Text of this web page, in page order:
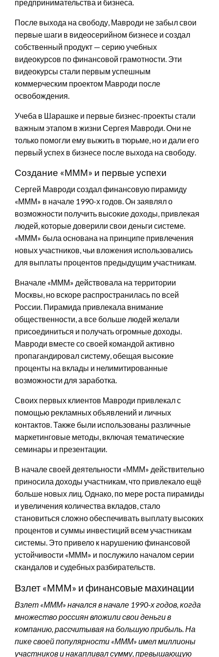
предпринимательства и бизнеса.
После выхода на свободу, Мавроди не забыл свои
первые шаги в видеосерийном бизнесе и создал
собственный продукт — серию учебных
видеокурсов по финансовой грамотности. Эти
видеокурсы стали первым успешным
коммерческим проектом Мавроди после
освобождения.
Учеба в Шарашке и первые бизнес-проекты стали
важным этапом в жизни Сергея Мавроди. Они не
только помогли ему выжить в тюрьме, но и дали его
первый успех в бизнесе после выхода на свободу.
Создание «МММ» и первые успехи
Сергей Мавроди создал финансовую пирамиду
«МММ» в начале 1990-х годов. Он заявлял о
возможности получить высокие доходы, привлекая
людей, которые доверили свои деньги системе.
«МММ» была основана на принципе привлечения
новых участников, чьи вложения использовались
для выплаты процентов предыдущим участникам.
Вначале «МММ» действовала на территории
Москвы, но вскоре распространилась по всей
России. Пирамида привлекала внимание
общественности, а все больше людей желали
присоединиться и получать огромные доходы.
Мавроди вместе со своей командой активно
пропагандировал систему, обещая высокие
проценты на вклады и нелимитированные
возможности для заработка.
Своих первых клиентов Мавроди привлекал с
помощью рекламных объявлений и личных
контактов. Также были использованы различные
маркетинговые методы, включая тематические
семинары и презентации.
В начале своей деятельности «МММ» действительно
приносила доходы участникам, что привлекало ещё
больше новых лиц. Однако, по мере роста пирамиды
и увеличения количества вкладов, стало
становиться сложно обеспечивать выплату высоких
процентов и суммы инвестиций всем участникам
системы. Это привело к нарушению финансовой
устойчивости «МММ» и послужило началом серии
скандалов и судебных разбирательств.
Взлет «МММ» и финансовые махинации
Взлет «МММ» начался в начале 1990-х годов, когда
множество россиян вложили свои деньги в
компанию, рассчитывая на большую прибыль. На
пике своей популярности «МММ» имел миллионы
участников и накапливал сумму, превышающую